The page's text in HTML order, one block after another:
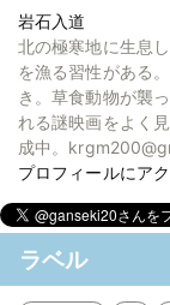
岩石入道
北の極寒地に生息
を漁る習性がある
き。草食動物が襲
れる謎映画をよく
成中。
プロフィールにア
ラベル